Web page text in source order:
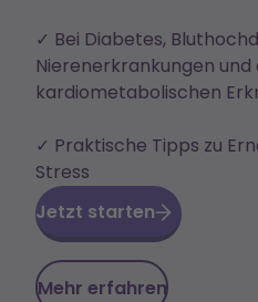
✓ Bei Diabetes,
Nierenerkrankungen und
kardiometabolischen
✓ Praktische Tipps zu
Stress
Jetzt starten
Mehr erfahren